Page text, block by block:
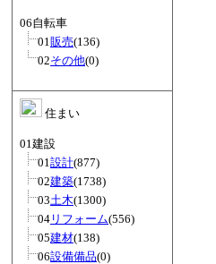
06自転車
01販売(136)
02その他(0)
住まい
01建設
01設計(877)
02建築(1738)
03土木(1300)
04 リフォーム(556)
05建材(138)
06設備備品(0)